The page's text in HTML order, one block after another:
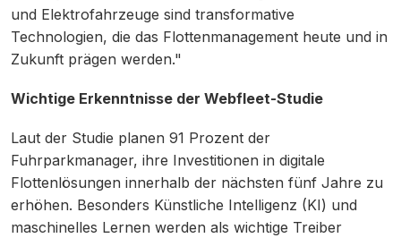
und Elektrofahrzeuge sind transformative
Technologien, die das Flottenmanagement heute und in
Zukunft prägen werden."
Wichtige Erkenntnisse der Webfleet-Studie
Laut der Studie planen 91 Prozent der
Fuhrparkmanager, ihre Investitionen in digitale
Flottenlösungen innerhalb der nächsten fünf Jahre zu
erhöhen. Besonders Künstliche Intelligenz (KI) und
maschinelles Lernen werden als wichtige Treiber